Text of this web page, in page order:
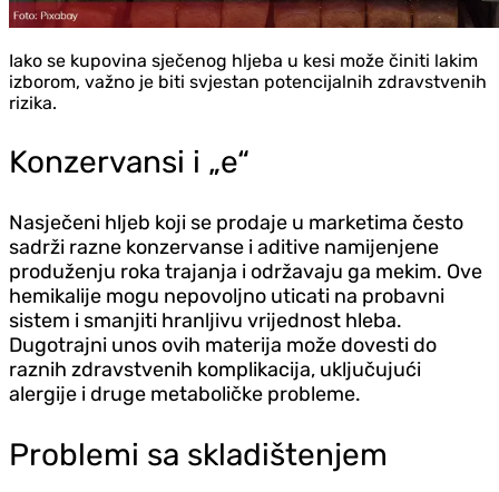
Iako se kupovina sječenog hljeba u kesi može činiti lakim
izborom, važno je biti svjestan potencijalnih zdravstvenih
rizika.
Konzervansi i „e“
Nasječeni hljeb koji se prodaje u marketima često
sadrži razne konzervanse i aditive namijenjene
produženju roka trajanja i održavaju ga mekim. Ove
hemikalije mogu nepovoljno uticati na probavni
sistem i smanjiti hranljivu vrijednost hleba.
Dugotrajni unos ovih materija može dovesti do
raznih zdravstvenih komplikacija, uključujući
alergije i druge metaboličke probleme.
Problemi sa skladištenjem